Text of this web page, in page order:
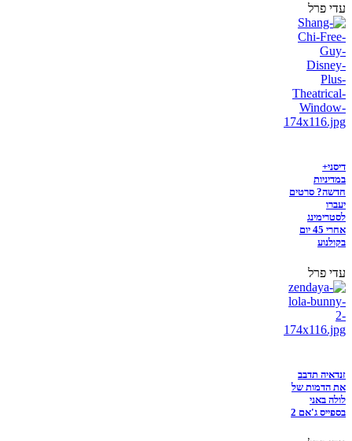
עדי פרל
דיסני+
במדיניות
חדשה? סרטים
יעברו
לסטרימינג
אחרי 45 יום
בקולנוע
עדי פרל
זנדאיה תדבב
את הדמות של
לולה באני
בספייס ג'אם 2